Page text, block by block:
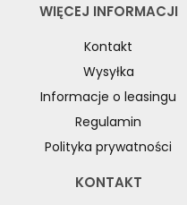
WIĘCEJ INFORMACJI
Kontakt
Wysyłka
Informacje o leasingu
Regulamin
Polityka prywatności
KONTAKT